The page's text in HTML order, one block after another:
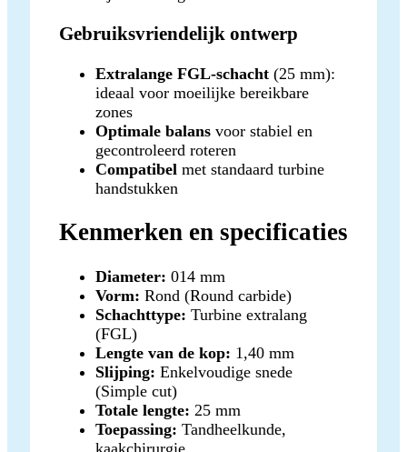
Gebruiksvriendelijk ontwerp
Extralange FGL-schacht (25 mm):
ideaal voor moeilijke bereikbare
zones
Optimale balans voor stabiel en
gecontroleerd roteren
Compatibel met standaard turbine
handstukken
Kenmerken en specificaties
Diameter: 014 mm
Vorm: Rond (Round carbide)
Schachttype: Turbine extralang
(FGL)
Lengte van de kop: 1,40 mm
Slijping: Enkelvoudige snede
(Simple cut)
Totale lengte: 25 mm
Toepassing: Tandheelkunde,
kaakchirurgie